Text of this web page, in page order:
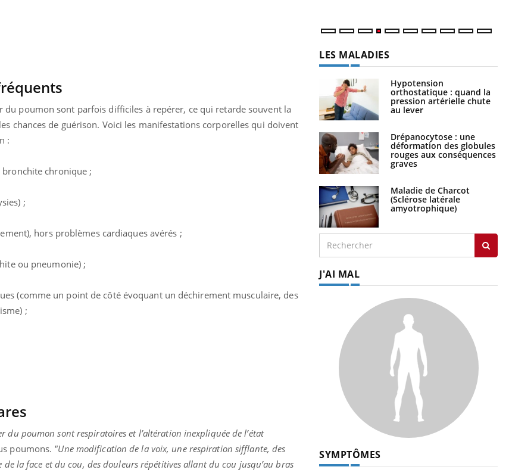
du poumon sont parfois difficiles à repérer, ce qui retarde souvent la
chances de guérison. Voici les manifestations corporelles qui doivent
:
chronique ;
;
hors problèmes cardiaques avérés ;
ou pneumonie) ;
(comme un point de côté évoquant un déchirement musculaire, des
;
du poumon sont respiratoires et l’altération inexpliquée de l’état
poumons. "Une modification de la voix, une respiration sifflante, des
la face et du cou, des douleurs répétitives allant du cou jusqu’au bras
LES MALADIES
Hypotension
orthostatique : quand la
pression artérielle chute
au lever
Drépanocytose : une
déformation des globules
rouges aux conséquences
graves
Maladie de Charcot
(Sclérose latérale
amyotrophique)
J'AI MAL
SYMPTÔMES